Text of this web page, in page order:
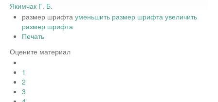
Якимчак Г. Б.
размер шрифта уменьшить размер шрифта увеличить
размер шрифта
Печать
Оцените материал
1
2
3